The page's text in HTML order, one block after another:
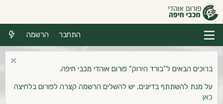
התחבר הרשמה
ברוכים הבאים ל"בורד הירוק" פורום אוהדי מכבי חיפה.
על מנת להשתתף בדיונים, יש להשלים הרשמה קצרה לפורום בלחיצה
כאן